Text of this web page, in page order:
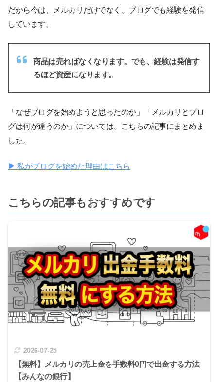
だから今は、メルカリだけでなく、ブログでも経験を発信
しています。
商品は売ればなくなります。でも、経験は発信す
るほど資産になります。
「なぜブログを始めようと思ったのか」「メルカリとブロ
グは何が違うのか」については、こちらの記事にまとめま
した。
▶ 私がブログを始めた理由はこちら
こちらの記事もおすすめです
2026-07-25
【無料】メルカリの売上金を手数料0円で出金する方法
【みんなの銀行】